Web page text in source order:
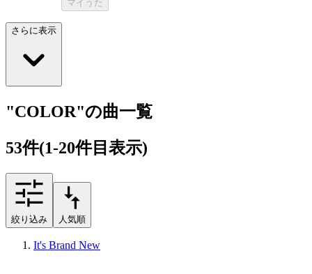
マイうた
さらに表示
"COLOR"の曲一覧
53件(1-20件目表示)
絞り込み 人気順
It's Brand New